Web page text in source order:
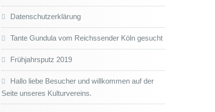
Datenschutzerklärung
Tante Gundula vom Reichssender Köln gesucht
Frühjahrsputz 2019
Hallo liebe Besucher und willkommen auf der
Seite unseres Kulturvereins.